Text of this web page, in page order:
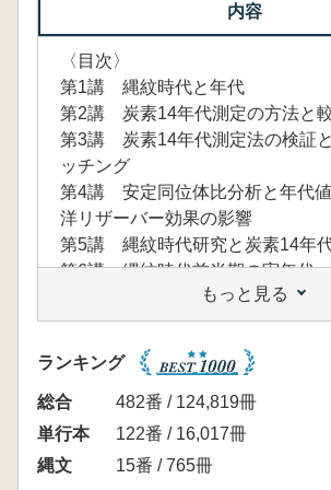
内容
〈目次〉
第1講 縄紋時代と年代
第2講 炭素14年代測定の方法と
第3講 炭素14年代測定法の検証
ッチング
第4講 安定同位体比分析と年代
洋リザーバー効果の影響
第5講 縄紋時代研究と炭素14年
第6講 縄紋時代前半期の実年代
第7講 縄紋時代中期の実年代
第8講 縄紋時代後期の実年代
第9講 縄紋時代晩期の実年代
第10講 縄紋文化の始まりの年代
第11講 縄紋土器と住居の時間幅
第12講 盛土遺構の年代研究
第13講 縄紋文化から弥生文化の
もっと見る
ランキング
総合
482番 / 124,819冊
単行本
122番 / 16,017冊
縄文
15番 / 765冊